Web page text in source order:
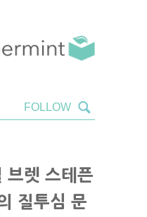
브렛 스테픈
질투심 문